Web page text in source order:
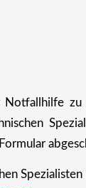
zu
Spezialisten